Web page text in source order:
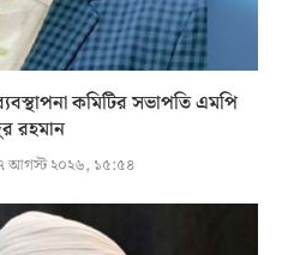
কমিটির সভাপতি এমপি
রহমান
আগস্ট ২০২৬, ১৫:৫৪